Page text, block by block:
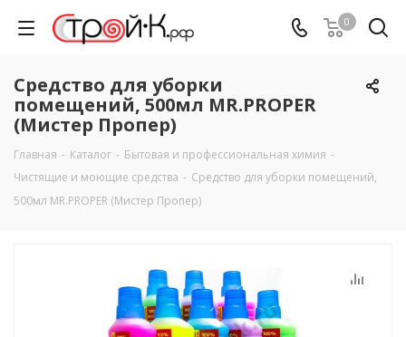
0
Средство для уборки
помещений, 500мл MR.PROPER
(Мистер Пропер)
Главная - Каталог - Бытовая и профессиональная химия -
Чистящие и моющие средства - Средство для уборки помещений,
500мл MR.PROPER (Мистер Пропер)